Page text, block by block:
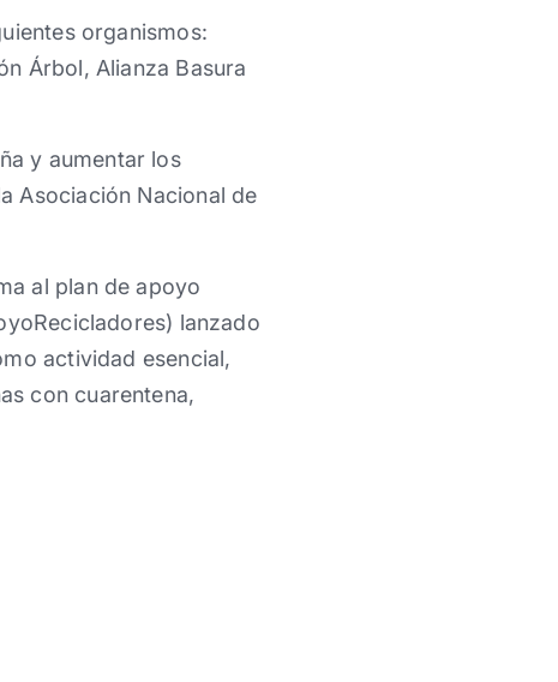
organismos:
Árbol, Alianza Basura
y aumentar los
Asociación Nacional de
al plan de apoyo
lanzado
actividad esencial,
con cuarentena,